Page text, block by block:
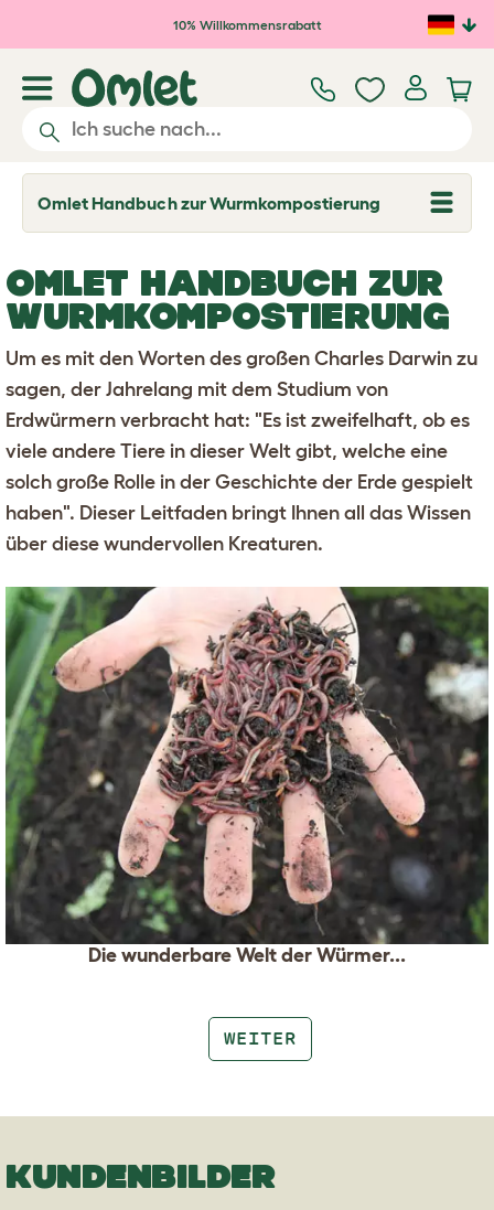
Zum Hauptinhalt springen
10% Willkommensrabatt
Omlet Handbuch zur Wurmkompostierung
T
o
e
d
o
p
d
w
OMLET HANDBUCH ZUR
WURMKOMPOSTIERUNG
Um es mit den Worten des großen Charles Darwin zu
sagen, der Jahrelang mit dem Studium von
Erdwürmern verbracht hat: "Es ist zweifelhaft, ob es
viele andere Tiere in dieser Welt gibt, welche eine
solch große Rolle in der Geschichte der Erde gespielt
haben". Dieser Leitfaden bringt Ihnen all das Wissen
über diese wundervollen Kreaturen.
Die wunderbare Welt der Würmer...
WEITER
KUNDENBILDER